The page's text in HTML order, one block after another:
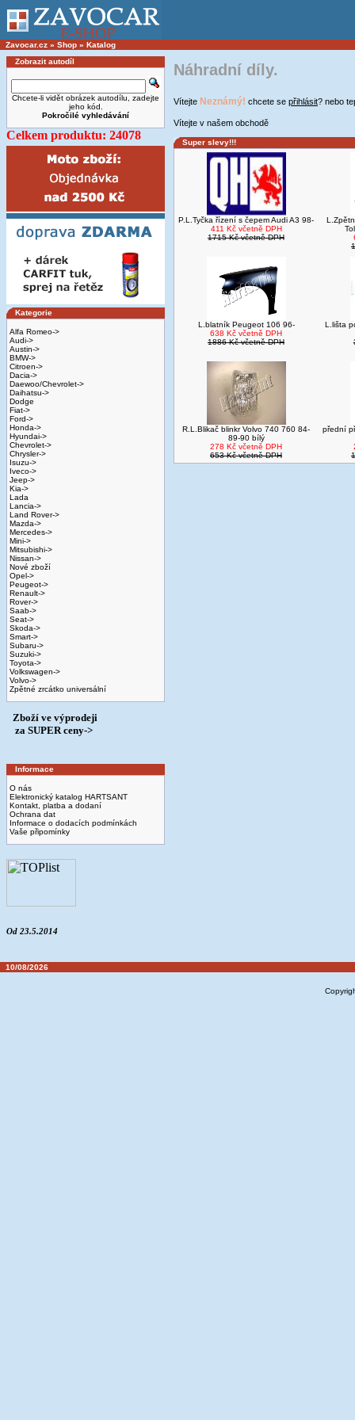
Zavocar.cz » Shop » Katalog
Zobrazit autodíl
Chcete-li vidět obrázek autodílu, zadejte
jeho kód.
Pokročilé vyhledávání
Celkem produktu: 24078
Kategorie
Alfa Romeo->
Audi->
Austin->
BMW->
Citroen->
Dacia->
Daewoo/Chevrolet->
Daihatsu->
Dodge
Fiat->
Ford->
Honda->
Hyundai->
Chevrolet->
Chrysler->
Isuzu->
Iveco->
Jeep->
Kia->
Lada
Lancia->
Land Rover->
Mazda->
Mercedes->
Mini->
Mitsubishi->
Nissan->
Nové zboží
Opel->
Peugeot->
Renault->
Rover->
Saab->
Seat->
Skoda->
Smart->
Subaru->
Suzuki->
Toyota->
Volkswagen->
Volvo->
Zpětné zrcátko universální
Zboží ve výprodeji
­ za SUPER ceny->
Informace
O nás
Elektronický katalog HARTSANT
Kontakt, platba a dodaní
Ochrana dat
Informace o dodacích podmínkách
Vaše připomínky
Od 23.5.2014
Náhradní díly.
Vítejte Neznámý! chcete se přihlásit? nebo
Vítejte v našem obchodě
Super slevy!!!
P.L.Tyčka řízení s čepem Audi A3 98-
411 Kč včetně DPH
1715 Kč včetně DPH
L.blatník Peugeot 106 96-
638 Kč včetně DPH
1886 Kč včetně DPH
L.lišta
R.L.Blikač blinkr Volvo 740 760 84-
89-90 bílý
278 Kč včetně DPH
653 Kč včetně DPH
přední
10/08/2026